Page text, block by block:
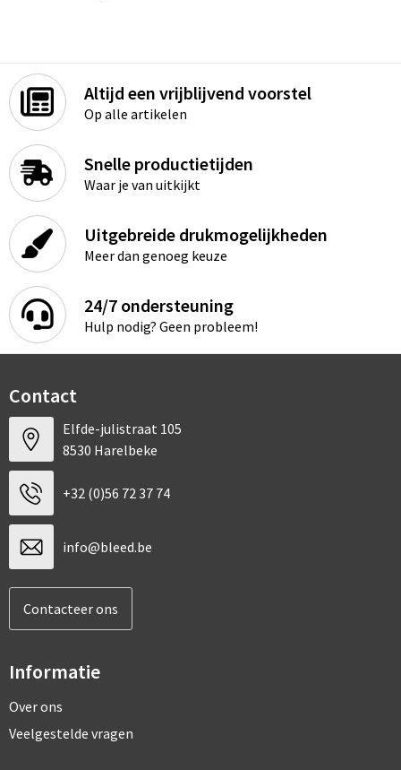
Altijd een vrijblijvend voorstel
Op alle artikelen
Snelle productietijden
Waar je van uitkijkt
Uitgebreide drukmogelijkheden
Meer dan genoeg keuze
24/7 ondersteuning
Hulp nodig? Geen probleem!
Contact
Elfde-julistraat 105
8530 Harelbeke
+32 (0)56 72 37 74
info@bleed.be
Contacteer ons
Informatie
Over ons
Veelgestelde vragen